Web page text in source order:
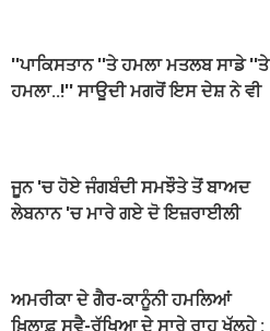
''ਪਾਕਿਸਤਾਨ ''ਤੇ ਹਮਲਾ ਮਤਲਬ ਸਾਡੇ ''ਤੇ
ਹਮਲਾ..!'' ਸਾਊਦੀ ਮਗਰੋਂ ਇਸ ਦੇਸ਼ ਨੇ ਵੀ
ਜੂਨ 'ਚ ਹੋਏ ਜੰਗਬੰਦੀ ਸਮਝੌਤੇ ਤੋਂ ਬਾਅਦ
ਲੇਬਨਾਨ 'ਚ ਮਾਰੇ ਗਏ ਦੋ ਇਜ਼ਰਾਈਲੀ
ਅਮਰੀਕਾ ਦੇ ਗੈਰ-ਕਾਨੂੰਨੀ ਹਮਲਿਆਂ
ਖ਼ਿਲਾਫ਼ ਸਵੈ-ਰੱਖਿਆ ਦੇ ਸਾਰੇ ਰਾਹ ਖੁੱਲ੍ਹੇ :